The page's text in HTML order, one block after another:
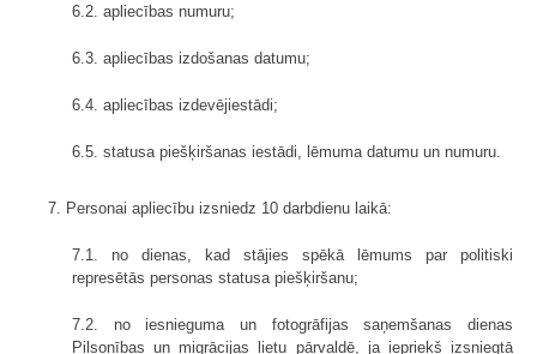
6.2. apliecības numuru;
6.3. apliecības izdošanas datumu;
6.4. apliecības izdevējiestādi;
6.5. statusa piešķiršanas iestādi, lēmuma datumu un numuru.
7. Personai apliecību izsniedz 10 darbdienu laikā:
7.1. no dienas, kad stājies spēkā lēmums par politiski
represētās personas statusa piešķiršanu;
7.2. no iesnieguma un fotogrāfijas saņemšanas dienas
Pilsonības un migrācijas lietu pārvaldē, ja iepriekš izsniegtā